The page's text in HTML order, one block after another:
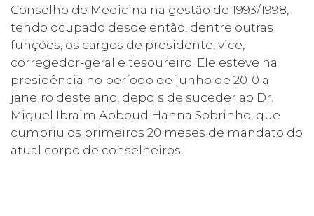
Conselho de Medicina na gestão de 1993/1998,
tendo ocupado desde então, dentre outras
funções, os cargos de presidente, vice,
corregedor-geral e tesoureiro. Ele esteve na
presidência no período de junho de 2010 a
janeiro deste ano, depois de suceder ao Dr.
Miguel Ibraim Abboud Hanna Sobrinho, que
cumpriu os primeiros 20 meses de mandato do
atual corpo de conselheiros.